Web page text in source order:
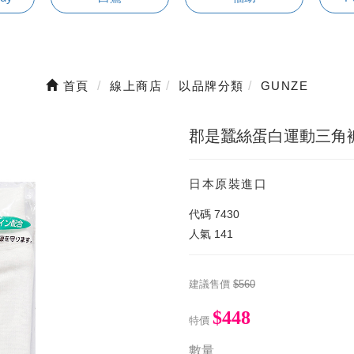
首頁 線上商店 以品牌分類 GUNZE
郡是蠶絲蛋白運動三角
日本原裝進口
代碼 7430
人氣 141
建議售價 $560
特價 $448
數量